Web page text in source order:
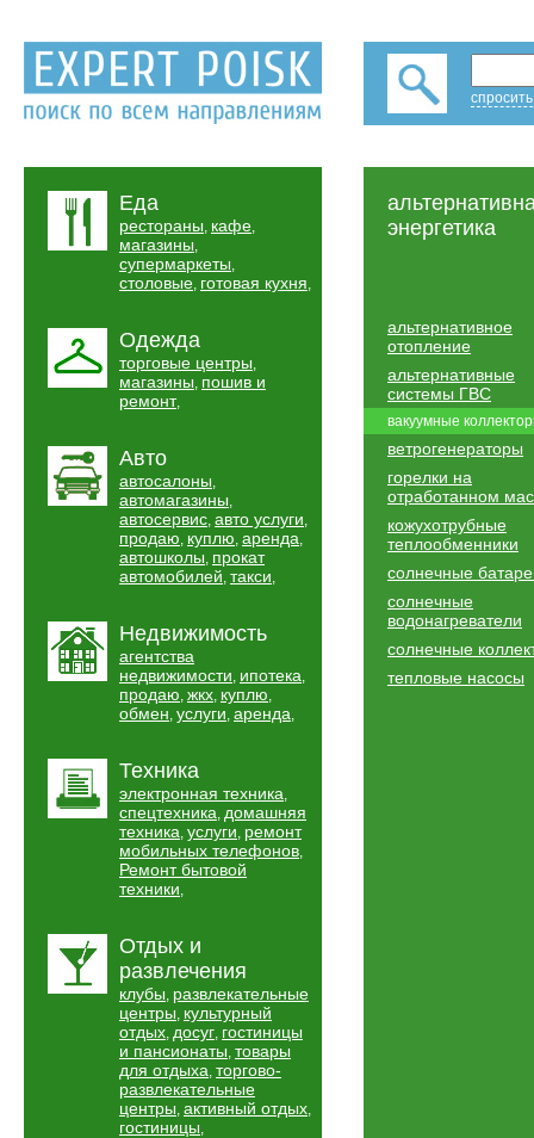
Еда
рестораны, кафе,
магазины,
супермаркеты,
столовые, готовая кухня,
Одежда
торговые центры,
магазины, пошив и
ремонт,
Авто
автосалоны,
автомагазины,
автосервис, авто услуги,
продаю, куплю, аренда,
автошколы, прокат
автомобилей, такси,
Недвижимость
агентства
недвижимости, ипотека,
продаю, жкх, куплю,
обмен, услуги, аренда,
Техника
электронная техника,
спецтехника, домашняя
техника, услуги, ремонт
мобильных телефонов,
Ремонт бытовой
техники,
Отдых и
развлечения
клубы, развлекательные
центры, культурный
отдых, досуг, гостиницы
и пансионаты, товары
для отдыха, торгово-
развлекательные
центры, активный отдых,
гостиницы,
энергетика
альтернативное
отопление
альтернативные
системы ГВС
вакуумные
ветрогенераторы
горелки на
отработанном
кожухотрубные
теплообменники
солнечные
солнечные
водонагреватели
солнечные
тепловые насосы